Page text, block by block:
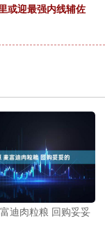
或迎最强内线辅佐
迪肉粒粮 回购妥妥